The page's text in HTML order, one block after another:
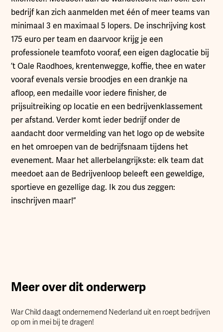
bedrijf kan zich aanmelden met één of meer teams van
minimaal 3 en maximaal 5 lopers. De inschrijving kost
175 euro per team en daarvoor krijg je een
professionele teamfoto vooraf, een eigen daglocatie bij
’t Oale Raodhoes, krentenwegge, koffie, thee en water
vooraf evenals versie broodjes en een drankje na
afloop, een medaille voor iedere finisher, de
prijsuitreiking op locatie en een bedrijvenklassement
per afstand. Verder komt ieder bedrijf onder de
aandacht door vermelding van het logo op de website
en het omroepen van de bedrijfsnaam tijdens het
evenement. Maar het allerbelangrijkste: elk team dat
meedoet aan de Bedrijvenloop beleeft een geweldige,
sportieve en gezellige dag. Ik zou dus zeggen:
inschrijven maar!”
Meer over dit onderwerp
War Child daagt ondernemend Nederland uit en roept bedrijven
op om in mei bij te dragen!